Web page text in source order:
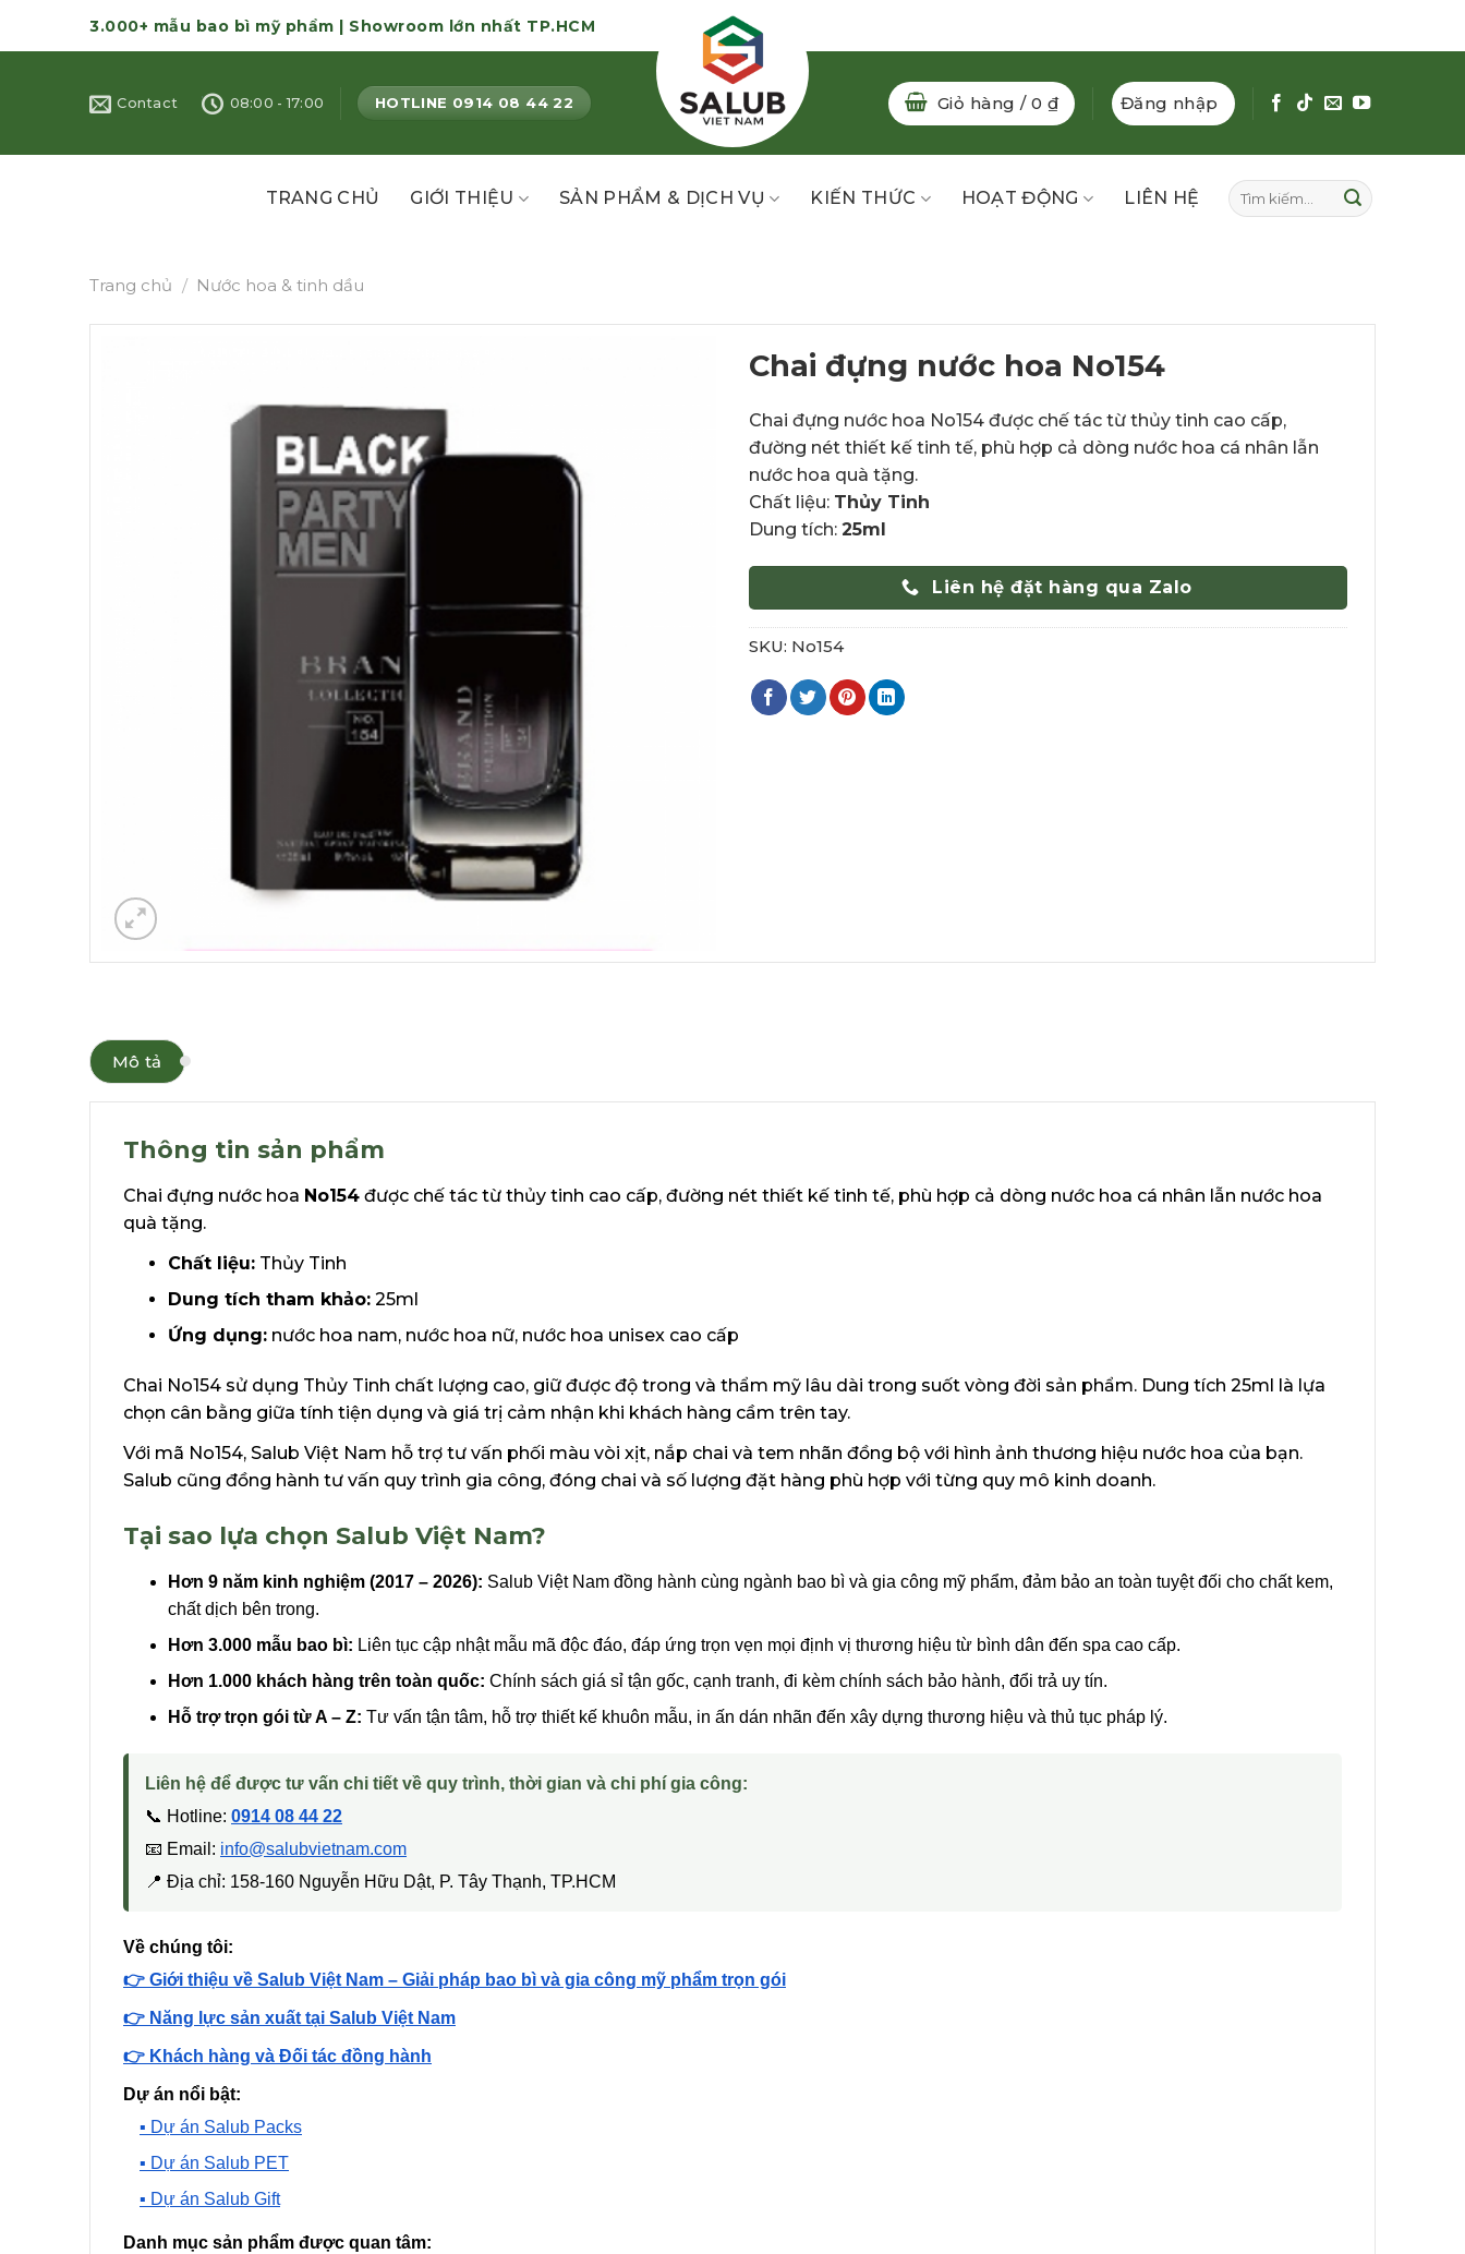
3.000+ mẫu bao bì mỹ phẩm | Showroom lớn nhất TP.HCM
Contact 08:00 - 17:00 HOTLINE 0914 08 44 22 Giỏ hàng / 0 ₫ Đăng nhập
TRANG CHỦ GIỚI THIỆU SẢN PHẨM & DỊCH VỤ KIẾN THỨC HOẠT ĐỘNG LIÊN HỆ
Tìm
kiếm:
Trang chủ / Nước hoa & tinh dầu
Chai đựng nước hoa No154
Chai đựng nước hoa No154 được chế tác từ thủy tinh cao cấp,
đường nét thiết kế tinh tế, phù hợp cả dòng nước hoa cá nhân lẫn
nước hoa quà tặng.
Chất liệu: Thủy Tinh
Dung tích: 25ml
Liên hệ đặt hàng qua Zalo
SKU: No154
Mô tả
Thông tin sản phẩm
Chai đựng nước hoa No154 được chế tác từ thủy tinh cao cấp, đường nét thiết kế tinh tế, phù hợp cả dòng nước hoa cá nhân lẫn nước hoa
quà tặng.
Chất liệu:Thủy Tinh
Dung tích tham khảo:25ml
Ứng dụng:nước hoa nam, nước hoa nữ, nước hoa unisex cao cấp
Chai No154 sử dụng Thủy Tinh chất lượng cao, giữ được độ trong và thẩm mỹ lâu dài trong suốt vòng đời sản phẩm. Dung tích 25ml là lựa
chọn cân bằng giữa tính tiện dụng và giá trị cảm nhận khi khách hàng cầm trên tay.
Với mã No154, Salub Việt Nam hỗ trợ tư vấn phối màu vòi xịt, nắp chai và tem nhãn đồng bộ với hình ảnh thương hiệu nước hoa của bạn.
Salub cũng đồng hành tư vấn quy trình gia công, đóng chai và số lượng đặt hàng phù hợp với từng quy mô kinh doanh.
Tại sao lựa chọn Salub Việt Nam?
Hơn 9 năm kinh nghiệm (2017 – 2026): Salub Việt Nam đồng hành cùng ngành bao bì và gia công mỹ phẩm, đảm bảo an toàn tuyệt đối cho chất kem,
chất dịch bên trong.
Hơn 3.000 mẫu bao bì: Liên tục cập nhật mẫu mã độc đáo, đáp ứng trọn vẹn mọi định vị thương hiệu từ bình dân đến spa cao cấp.
Hơn 1.000 khách hàng trên toàn quốc: Chính sách giá sỉ tận gốc, cạnh tranh, đi kèm chính sách bảo hành, đổi trả uy tín.
Hỗ trợ trọn gói từ A – Z: Tư vấn tận tâm, hỗ trợ thiết kế khuôn mẫu, in ấn dán nhãn đến xây dựng thương hiệu và thủ tục pháp lý.
Liên hệ để được tư vấn chi tiết về quy trình, thời gian và chi phí gia công:
📞 Hotline: 0914 08 44 22
📧 Email: info@salubvietnam.com
📍 Địa chỉ: 158-160 Nguyễn Hữu Dật, P. Tây Thạnh, TP.HCM
Về chúng tôi:
👉 Giới thiệu về Salub Việt Nam – Giải pháp bao bì và gia công mỹ phẩm trọn gói
👉 Năng lực sản xuất tại Salub Việt Nam
👉 Khách hàng và Đối tác đồng hành
Dự án nổi bật:
▪️ Dự án Salub Packs
▪️ Dự án Salub PET
▪️ Dự án Salub Gift
Danh mục sản phẩm được quan tâm: